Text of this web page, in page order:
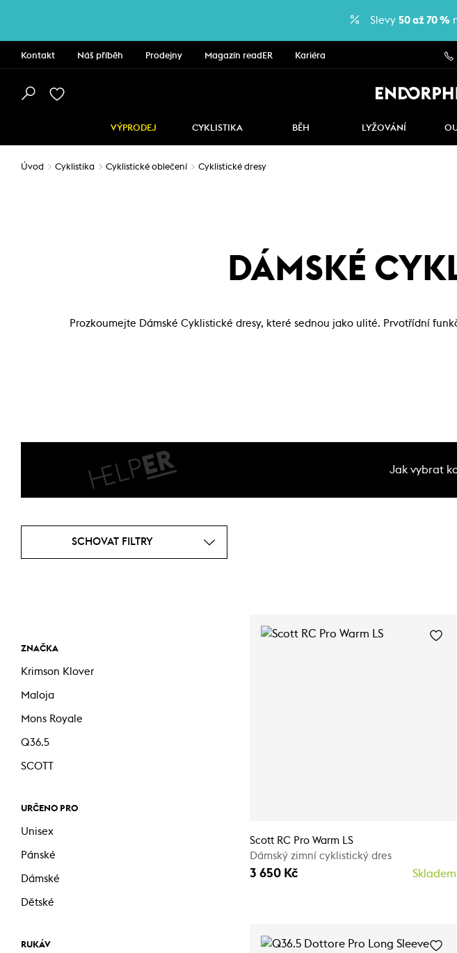
Slevy 50 až 70 %
Kontakt Náš příběh Prodejny Magazín readER Kariéra
VÝPRODEJ CYKLISTIKA BĚH LYŽOVÁNÍ
Úvod Cyklistika Cyklistické oblečení Cyklistické dresy
DÁMSKÉ
Prozkoumejte Dámské Cyklistické dresy, které sednou jako ulité. Prvotřídní
Jak vybrat
SCHOVAT FILTRY
ZNAČKA
Krimson Klover
Maloja
Mons Royale
Q36.5
SCOTT
URČENO PRO
Unisex
Pánské
Dámské
Dětské
RUKÁV
Scott RC Pro Warm LS
Dámský zimní cyklistický dres
3 650 Kč Skladem